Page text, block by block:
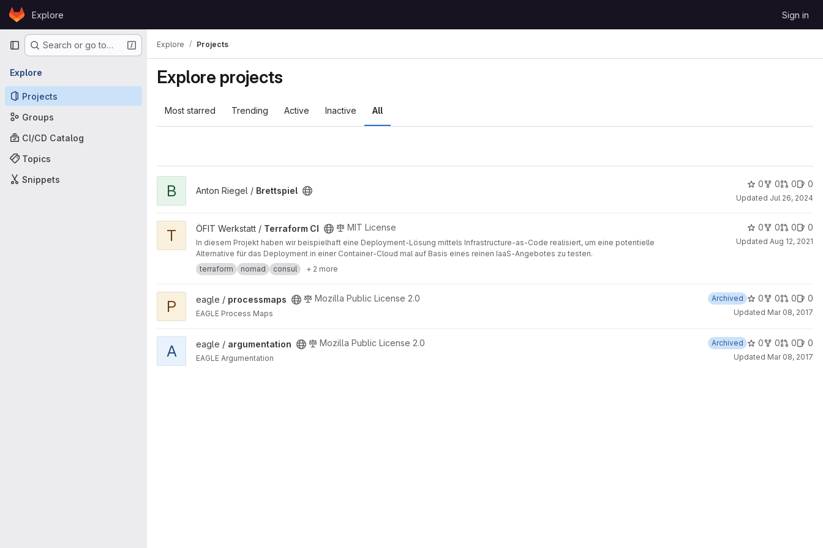
Skip to content
GitLabExplore Sign in
Primary navigation
Search or go to…
Explore
Projects
Groups
CI/CD Catalog
Topics
Snippets
Explore Projects
Explore projects
Most starred Trending Active Inactive All
B Anton Riegel / Brettspiel
0 0 0 0
Updated Jul 26, 2024
View Terraform CI project
T ÖFIT Werkstatt / Terraform CI MIT License
In diesem Projekt haben wir beispielhaft eine Deployment-Lösung mittels Infrastructure-as-Code realisiert, um eine potentielle
Alternative für das Deployment in einer Container-Cloud mal auf Basis eines reinen IaaS-Angebotes zu testen.
terraform
nomad consul + 2 more
0 0 0 0
Updated Aug 12, 2021
View processmaps project
P eagle / processmaps Mozilla Public License 2.0
EAGLE Process Maps
Archived 0 0 0 0
Updated Mar 08, 2017
View argumentation project
A eagle / argumentation Mozilla Public License 2.0
EAGLE Argumentation
Archived 0 0 0 0
Updated Mar 08, 2017